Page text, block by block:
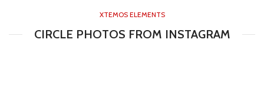
XTEMOS ELEMENTS
CIRCLE PHOTOS FROM INSTAGRAM